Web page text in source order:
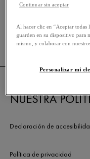
SIGNOS DE
VOLVER A SIGNOS
NUESTRA
Declaración de
Política de privacidad
Al hacer clic en “Aceptar todas
guarden en su dispositivo para
mismo, y colaborar con
Personalizar mi
Continuar sin aceptar